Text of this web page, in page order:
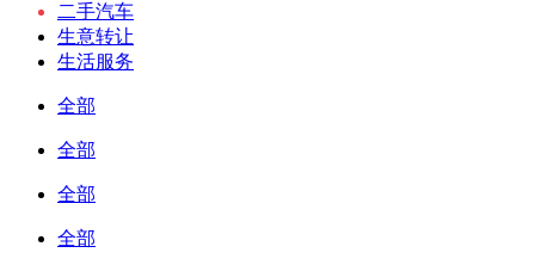
二手汽车
生意转让
生活服务
全部
全部
全部
全部